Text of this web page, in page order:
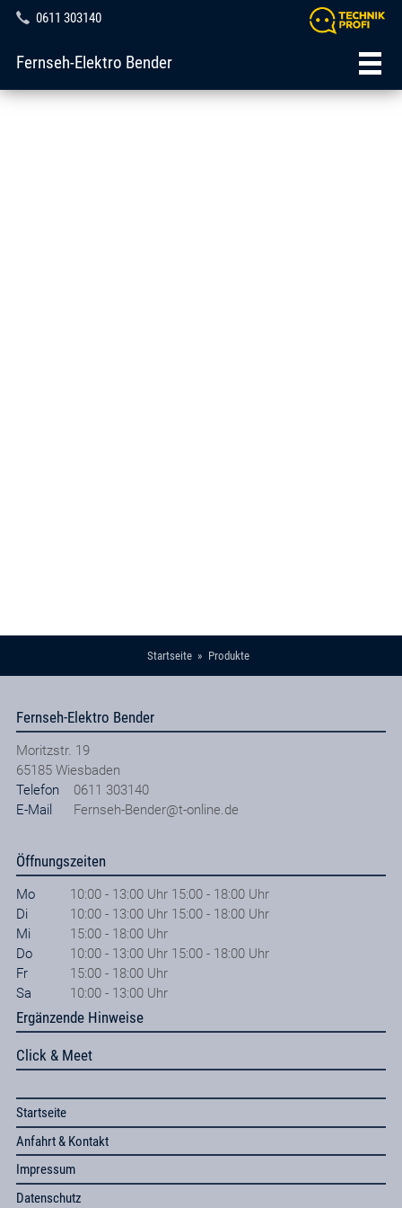
0611 303140
Fernseh-Elektro Bender
Startseite Produkte
Fernseh-Elektro Bender
Moritzstr. 19
65185 Wiesbaden
Telefon
0611 303140
E-Mail
Fernseh-Bender@t-online.de
Öffnungszeiten
Mo
10:00 - 13:00 Uhr 15:00 - 18:00 Uhr
Di
10:00 - 13:00 Uhr 15:00 - 18:00 Uhr
Mi
15:00 - 18:00 Uhr
Do
10:00 - 13:00 Uhr 15:00 - 18:00 Uhr
Fr
15:00 - 18:00 Uhr
Sa
10:00 - 13:00 Uhr
Ergänzende Hinweise
Click & Meet
Startseite
Anfahrt & Kontakt
Impressum
Datenschutz